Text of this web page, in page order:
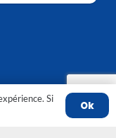
Si
Ok